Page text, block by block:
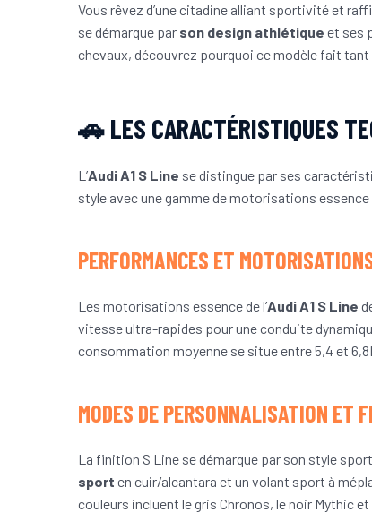
Vous rêvez d’une citadine alliant sportivité et
se démarque par son design athlétique et ses
chevaux, découvrez pourquoi ce modèle fait
🚗 LES CARACTÉRISTIQUES
L’Audi A1 S Line se distingue par ses
style avec une gamme de motorisations
PERFORMANCES ET
Les motorisations essence de l’Audi A1 S Line
vitesse ultra-rapides pour une conduite
consommation moyenne se situe entre 5,4 et
MODES DE PERSONNALISATION ET
La finition S Line se démarque par son style
sport en cuir/alcantara et un volant sport à
couleurs incluent le gris Chronos, le noir Mythic